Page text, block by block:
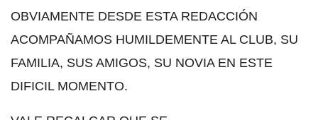
OBVIAMENTE DESDE ESTA REDACCIÓN
ACOMPAÑAMOS HUMILDEMENTE AL CLUB, SU
FAMILIA, SUS AMIGOS, SU NOVIA EN ESTE
DIFICIL MOMENTO.